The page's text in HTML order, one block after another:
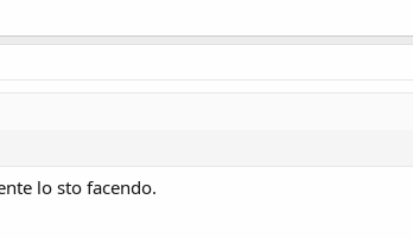
lo sto facendo.